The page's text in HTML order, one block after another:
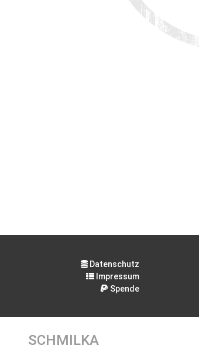
Datenschutz
Impressum
Spende
SCHMILKA